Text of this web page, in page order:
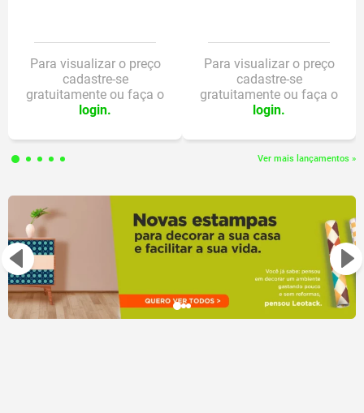
Para visualizar o preço
cadastre-se
gratuitamente ou faça o
login.
Para visualizar o preço
cadastre-se
gratuitamente ou faça o
login.
Ver mais lançamentos »